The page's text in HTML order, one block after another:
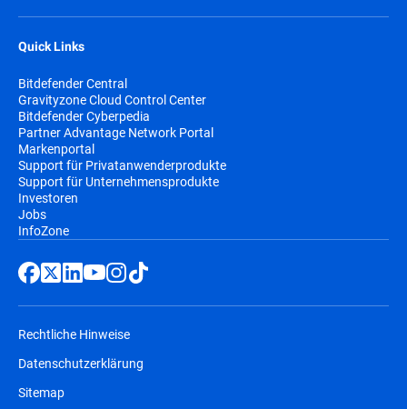
Quick Links
Bitdefender Central
Gravityzone Cloud Control Center
Bitdefender Cyberpedia
Partner Advantage Network Portal
Markenportal
Support für Privatanwenderprodukte
Support für Unternehmensprodukte
Investoren
Jobs
InfoZone
Rechtliche Hinweise
Datenschutzerklärung
Sitemap